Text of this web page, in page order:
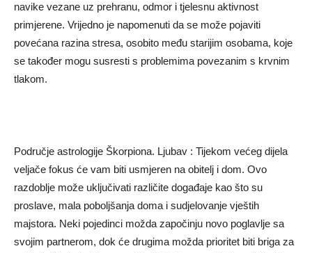
navike vezane uz prehranu, odmor i tjelesnu aktivnost
primjerene. Vrijedno je napomenuti da se može pojaviti
povećana razina stresa, osobito među starijim osobama, koje
se također mogu susresti s problemima povezanim s krvnim
tlakom.
Područje astrologije Škorpiona. Ljubav : Tijekom većeg dijela
veljače fokus će vam biti usmjeren na obitelj i dom. Ovo
razdoblje može uključivati ​​različite događaje kao što su
proslave, mala poboljšanja doma i sudjelovanje vještih
majstora. Neki pojedinci možda započinju novo poglavlje sa
svojim partnerom, dok će drugima možda prioritet biti briga za